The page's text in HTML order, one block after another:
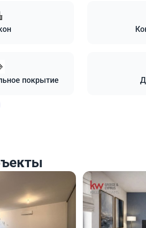
покрытие